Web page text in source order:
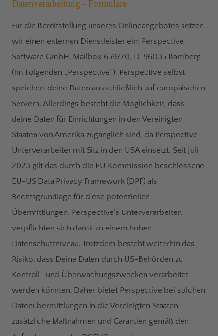
Datenverarbeitung - Formulare
Für die Bereitstellung unseres Onlineangebotes setzen
wir einen externen Dienstleister ein: Perspective
Software GmbH, Mailbox 659770, D-96035 Bamberg
(im Folgenden „Perspective“). Perspective selbst
speichert deine Daten ausschließlich auf europäischen
Servern. Allerdings besteht die Möglichkeit, dass
deine Daten für Einrichtungen in den Vereinigten
Staaten von Amerika zugänglich sind, da Perspective
Unterverarbeiter mit Sitz in den USA einsetzt. Seit Juli
2023 gilt das durch die EU Kommission beschlossene
EU-US Data Privacy Framework (DPF) als
Rechtsgrundlage für diese potenziellen
Übermittlungen. Perspective’s Unterverarbeiter,
verpflichten sich damit zu einem hohen
Datenschutzniveau. Trotzdem besteht weiterhin das
Risiko, dass Deine Daten durch US-Behörden zu
Kontroll- und Überwachungszwecken verarbeitet
werden könnten. Daher bietet Perspective bei solchen
Datenübermittlungen in die Vereinigten Staaten
zusätzliche Maßnahmen und Garantien gemäß den